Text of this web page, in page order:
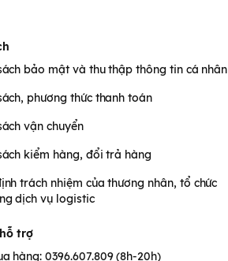
bảo mật và thu thập thông tin cá nhân
phương thức thanh toán
vận chuyển
kiểm hàng, đổi trả hàng
trách nhiệm của thương nhân, tổ chức
dịch vụ logistic
trợ
hàng: 0396.607.809 (8h-20h)